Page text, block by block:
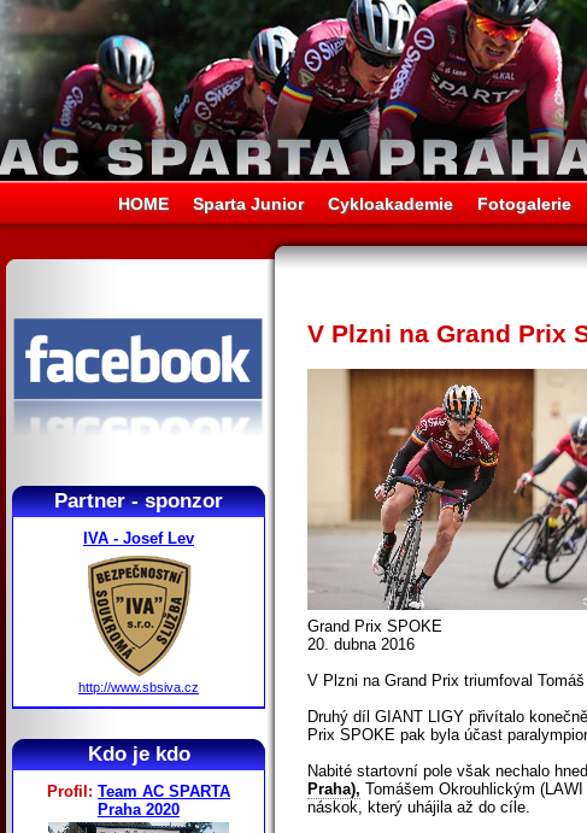
HOME Sparta Junior Cykloakademie Fotogalerie
Partner - sponzor
IVA - Josef Lev
http://www.sbsiva.cz
Kdo je kdo
Profil: Team AC SPARTA
Praha 2020
V Plzni na Grand Prix
Grand Prix SPOKE
20. dubna 2016
V Plzni na Grand Prix triumfoval
Druhý díl GIANT LIGY přivítalo
Prix SPOKE pak byla účast
Nabité startovní pole však nechalo
Praha), Tomášem Okrouhlickým
náskok, který uhájila až do cíle.